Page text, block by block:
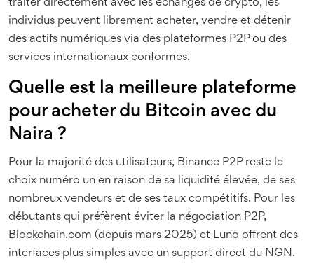
traiter directement avec les échanges de crypto, les
individus peuvent librement acheter, vendre et détenir
des actifs numériques via des plateformes P2P ou des
services internationaux conformes.
Quelle est la meilleure plateforme
pour acheter du Bitcoin avec du
Naira ?
Pour la majorité des utilisateurs, Binance P2P reste le
choix numéro un en raison de sa liquidité élevée, de ses
nombreux vendeurs et de ses taux compétitifs. Pour les
débutants qui préfèrent éviter la négociation P2P,
Blockchain.com (depuis mars 2025) et Luno offrent des
interfaces plus simples avec un support direct du NGN.